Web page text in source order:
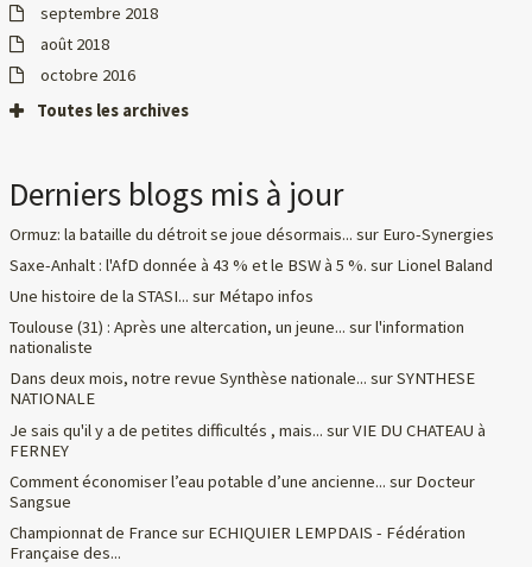
septembre 2018
août 2018
octobre 2016
Toutes les archives
Derniers blogs mis à jour
Ormuz: la bataille du détroit se joue désormais... sur Euro-Synergies
Saxe-Anhalt : l'AfD donnée à 43 % et le BSW à 5 %. sur Lionel Baland
Une histoire de la STASI... sur Métapo infos
Toulouse (31) : Après une altercation, un jeune... surl'information
nationaliste
Dans deux mois, notre revue Synthèse nationale... surSYNTHESE
NATIONALE
Je sais qu'il y a de petites difficultés , mais... surVIE DU CHATEAU à
FERNEY
Comment économiser l’eau potable d’une ancienne... sur Docteur
Sangsue
Championnat de France sur ECHIQUIER LEMPDAIS - Fédération
Française des...